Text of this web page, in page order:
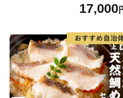
富良野 メロン めろん 果物
17,000